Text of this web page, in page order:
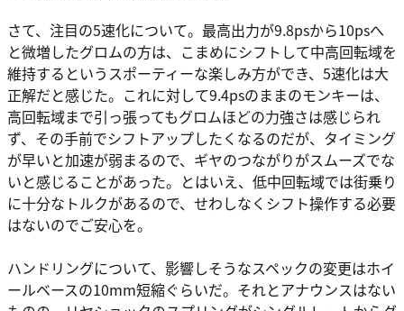
さて、注目の5速化について。最高出力が9.8psから10psへ
と微増したグロムの方は、こまめにシフトして中高回転域を
維持するというスポーティーな楽しみ方ができ、5速化は大
正解だと感じた。これに対して9.4psのままのモンキーは、
高回転域まで引っ張ってもグロムほどの力強さは感じられ
ず、その手前でシフトアップしたくなるのだが、タイミング
が早いと加速が弱まるので、ギヤのつながりがスムーズでな
いと感じることがあった。とはいえ、低中回転域では街乗り
に十分なトルクがあるので、せわしなくシフト操作する必要
はないのでご安心を。
ハンドリングについて、影響しそうなスペックの変更はホイ
ールベースの10mm短縮ぐらいだ。それとアナウンスはない